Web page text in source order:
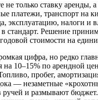
не только ставку аренды,
платежи, транспорт на
эксплуатацию, налоги и
стандарт. Решение
стоимости на
цифра, но редко
на 10–15% по арендной
пробег,
— незаметные
ручей и размывают